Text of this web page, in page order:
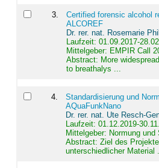
3.
Certified forensic alcohol
ALCOREF
Dr. rer. nat. Rosemarie
Laufzeit: 01.09.2017-
Mittelgeber: EMPIR Call
Abstract: More
to breathalys ...
4.
Standardisierung und
AQuaFunkNano
Dr. rer. nat. Ute Resch-
Laufzeit: 01.12.2019-
Mittelgeber: Normung und
Abstract:Ziel des
unterschiedlicher Material